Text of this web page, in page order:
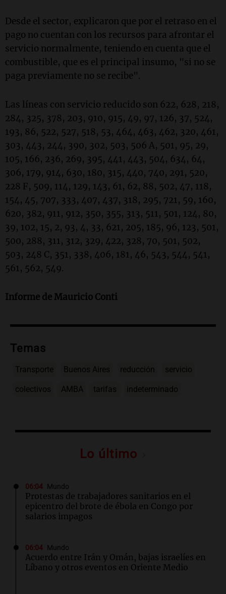
Desde el sector, explicaron que por el retraso en el
pago no cuentan con los recursos para afrontar el
servicio normalmente, teniendo en cuenta que el
combustible, que es el principal insumo, "si no se
paga previamente no se recibe".
Las líneas con servicio reducido son 622, 628, 218,
284, 325, 378, 203, 910, 915, 49, 97, 126, 37, 524,
193, 86, 522, 527, 518, 53, 464, 463, 462, 320, 461,
303, 443, 244, 390, 302, 503, 506 A, 501, 95, 29,
105, 166, 236, 269, 395, 441, 443, 504, 634, 64,
306, 179, 914, 630, 180, 315, 440, 740, 291, 520,
228 F, 509, 114, 129, 143, 61, 62, 88, 502, 47, 118,
154, 45, 707, 333, 407, 437, 318, 295, 721, 59, 160,
620, 382, 911, 912, 350, 355, 313, 511, 501, 124, 80,
39, 102, 15, 2, 93, 4, 33, 621, 205, 185, 96, 123, 501,
500, 288, 311, 312, 329, 422, 328, 70, 501, 502,
503, 248 C, 351, 338, 406, 181, 46, 543, 544, 541,
561, 562, 549.
Informe de Mauricio Conti
Temas
Transporte Buenos Aires reducción servicio
colectivos AMBA tarifas indeterminado
Lo último
06:04 Mundo
Protestas de trabajadores sanitarios en el
epicentro del brote de ébola en Congo por
salarios impagos
06:04 Mundo
Acuerdo entre Irán y Omán, bajas israelíes en
Líbano y otros eventos en Oriente Medio